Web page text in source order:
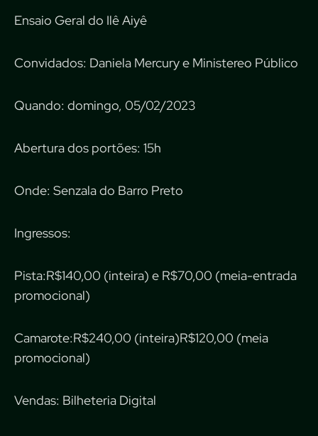
Ensaio Geral do Ilê Aiyê
Convidados: Daniela Mercury e Ministereo Público
Quando: domingo, 05/02/2023
Abertura dos portões: 15h
Onde: Senzala do Barro Preto
Ingressos:
Pista:R$140,00 (inteira) e R$70,00 (meia-entrada
promocional)
Camarote:R$240,00 (inteira)R$120,00 (meia
promocional)
Vendas: Bilheteria Digital